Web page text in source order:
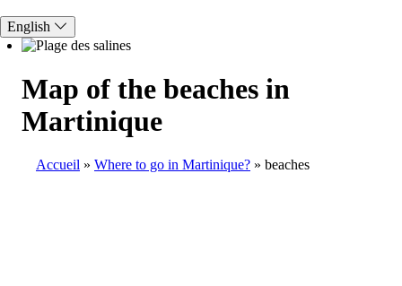
English
Map of the beaches in
Martinique
Accueil Where to go in Martinique? beaches